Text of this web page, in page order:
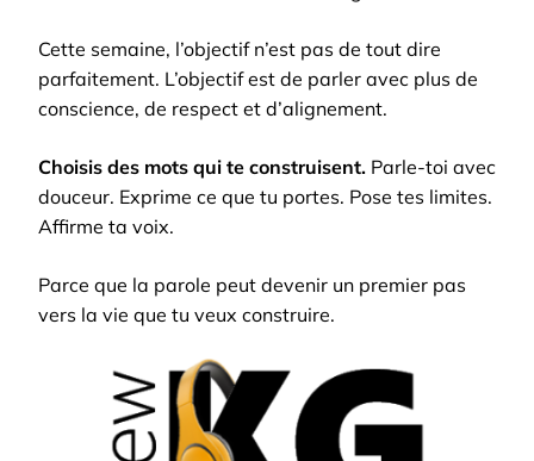
Cette semaine, l’objectif n’est pas de tout dire
parfaitement. L’objectif est de parler avec plus de
conscience, de respect et d’alignement.
Choisis des mots qui te construisent. Parle-toi avec
douceur. Exprime ce que tu portes. Pose tes limites.
Affirme ta voix.
Parce que la parole peut devenir un premier pas
vers la vie que tu veux construire.